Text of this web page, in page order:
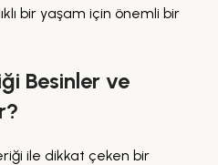
bir yaşam için önemli bir
Besinler ve
ile dikkat çeken bir